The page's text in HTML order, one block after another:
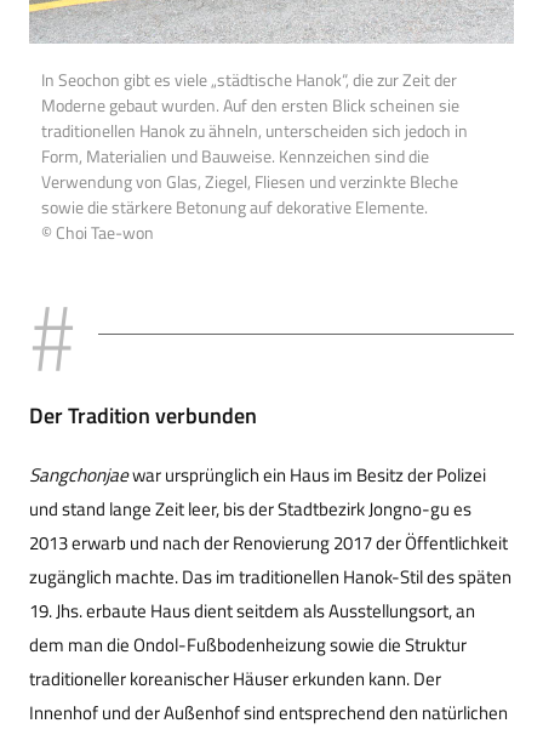
In Seochon gibt es viele „städtische Hanok“, die zur Zeit der
Moderne gebaut wurden. Auf den ersten Blick scheinen sie
traditionellen Hanok zu ähneln, unterscheiden sich jedoch in
Form, Materialien und Bauweise. Kennzeichen sind die
Verwendung von Glas, Ziegel, Fliesen und verzinkte Bleche
sowie die stärkere Betonung auf dekorative Elemente.
© Choi Tae-won
Der Tradition verbunden
Sangchonjaewar ursprünglich ein Haus im Besitz der Polizei
und stand lange Zeit leer, bis der Stadtbezirk Jongno-gu es
2013 erwarb und nach der Renovierung 2017 der Öffentlichkeit
zugänglich machte. Das im traditionellen Hanok-Stil des späten
19. Jhs. erbaute Haus dient seitdem als Ausstellungsort, an
dem man die Ondol-Fußbodenheizung sowie die Struktur
traditioneller koreanischer Häuser erkunden kann. Der
Innenhof und der Außenhof sind entsprechend den natürlichen